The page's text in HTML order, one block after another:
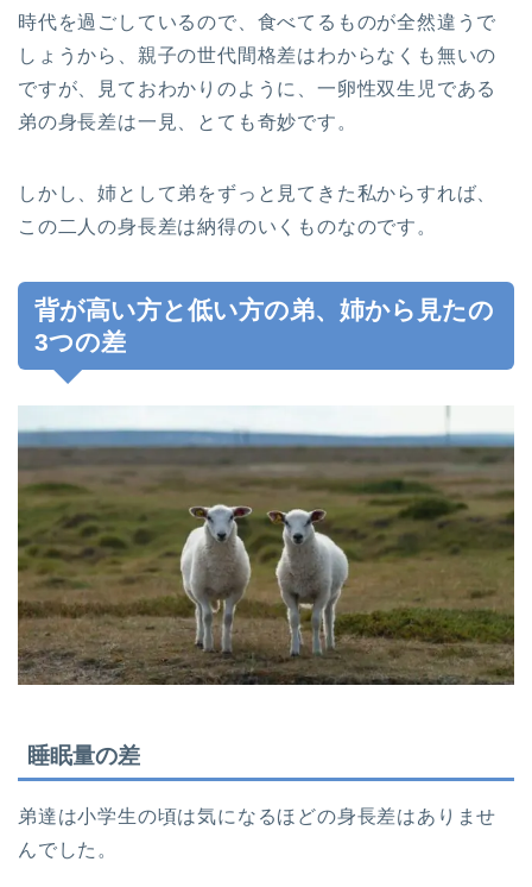
時代を過ごしているので、食べてるものが全然違うで
しょうから、親子の世代間格差はわからなくも無いの
ですが、見ておわかりのように、一卵性双生児である
弟の身長差は一見、とても奇妙です。
しかし、姉として弟をずっと見てきた私からすれば、
この二人の身長差は納得のいくものなのです。
背が高い方と低い方の弟、姉から見たの
3つの差
睡眠量の差
弟達は小学生の頃は気になるほどの身長差はありませ
んでした。